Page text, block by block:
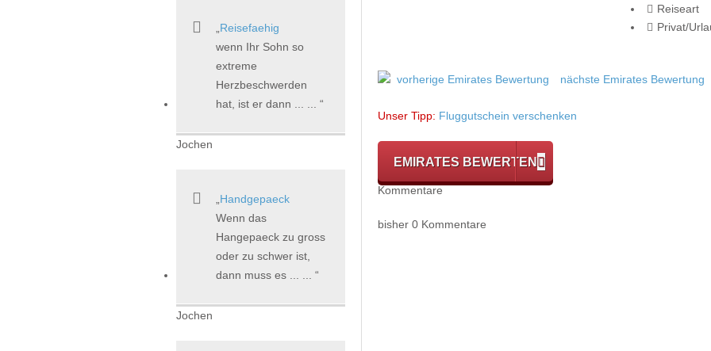
Reiseart
Privat/
vorherige Emirates Bewertung nächste Emirates Bewertung
Unser Tipp: Fluggutschein verschenken
EMIRATES BEWERTEN
Kommentare
bisher 0 Kommentare
Reisefaehig
wenn Ihr Sohn so
extreme
Herzbeschwerden
hat, ist er dann ... ...
Jochen
Handgepaeck
Wenn das
Hangepaeck zu gross
oder zu schwer ist,
dann muss es ... ...
Jochen